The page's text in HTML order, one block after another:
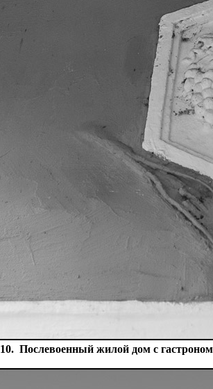
10. Послевоенный жилой дом с